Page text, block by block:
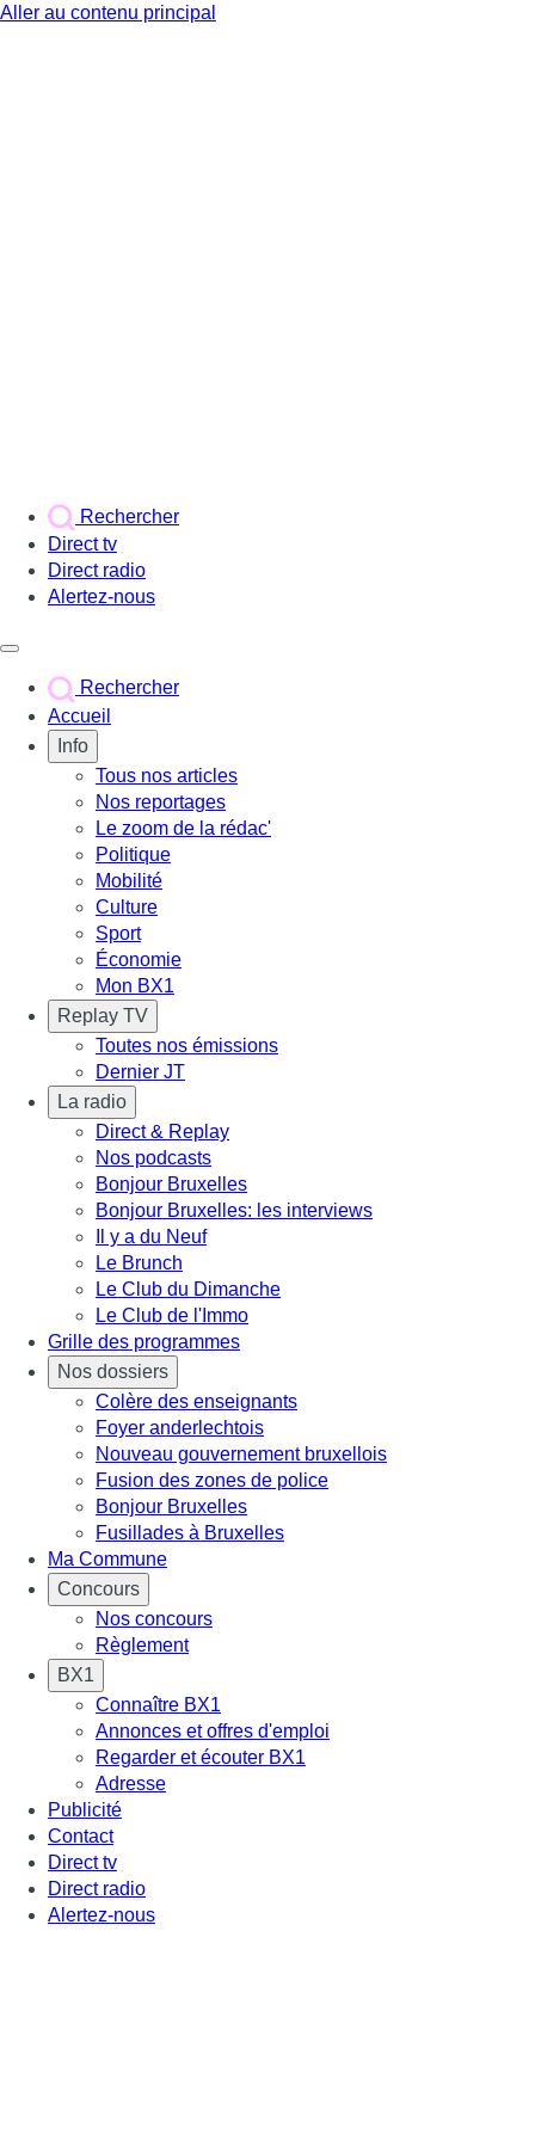
Aller au contenu principal
Rechercher
Direct tv
Direct radio
Alertez-nous
Rechercher
Accueil
Info
Tous nos articles
Nos reportages
Le zoom de la rédac'
Politique
Mobilité
Culture
Sport
Économie
Mon BX1
Replay TV
Toutes nos émissions
Dernier JT
La radio
Direct & Replay
Nos podcasts
Bonjour Bruxelles
Bonjour Bruxelles: les interviews
Il y a du Neuf
Le Brunch
Le Club du Dimanche
Le Club de l'Immo
Grille des programmes
Nos dossiers
Colère des enseignants
Foyer anderlechtois
Nouveau gouvernement bruxellois
Fusion des zones de police
Bonjour Bruxelles
Fusillades à Bruxelles
Ma Commune
Concours
Nos concours
Règlement
BX1
Connaître BX1
Annonces et offres d'emploi
Regarder et écouter BX1
Adresse
Publicité
Contact
Direct tv
Direct radio
Alertez-nous